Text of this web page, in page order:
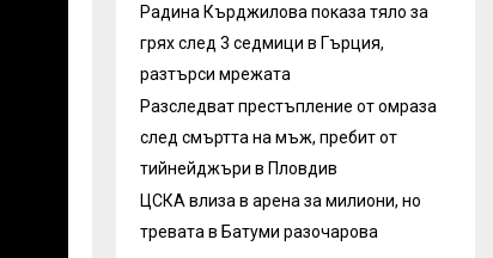
Радина Кърджилова показа тяло за
грях след 3 седмици в Гърция,
разтърси мрежата
Разследват престъпление от омраза
след смъртта на мъж, пребит от
тийнейджъри в Пловдив
ЦСКА влиза в арена за милиони, но
тревата в Батуми разочарова